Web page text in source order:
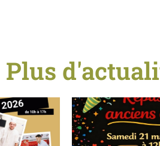
Plus